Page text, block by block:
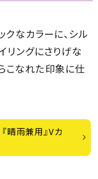
クなカラーに、シル
リングにさりげな
こなれた印象に仕
晴雨兼用』Vカ